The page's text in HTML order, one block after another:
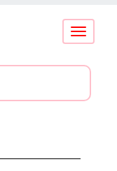
Conmutar